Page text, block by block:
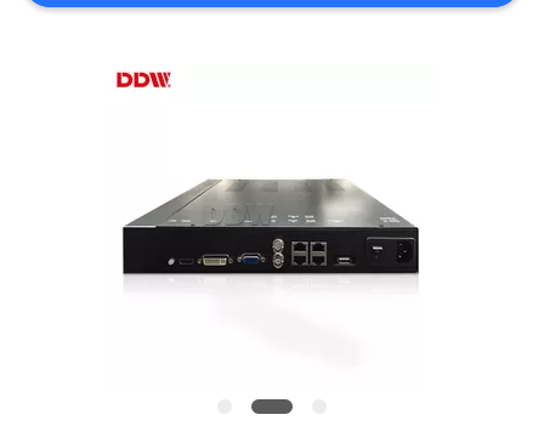
SITEMAP